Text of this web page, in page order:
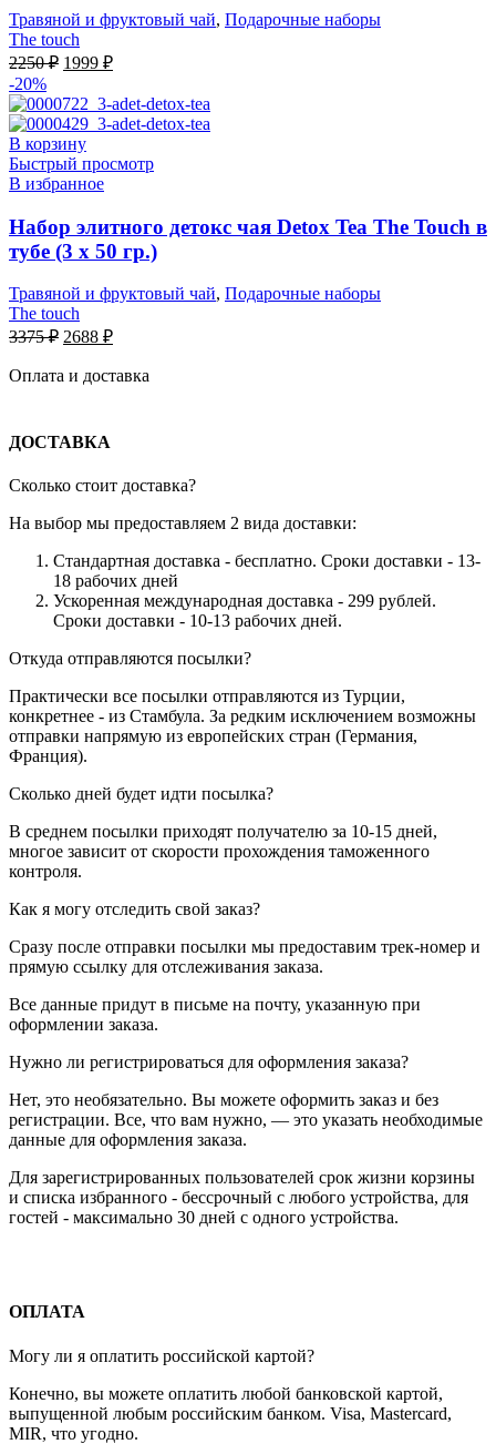
Травяной и фруктовый чай, Подарочные наборы
The touch
2250₽ Первоначальная
составляла
2250 ₽.
1999 ₽Текущая
1999 ₽.
-20%
В корзину
Быстрый просмотр
В избранное
Набор элитного детокс чая Detox Tea The Touch в
тубе (3 х 50 гр.)
Травяной и фруктовый чай, Подарочные наборы
The touch
3375₽ Первоначальная
составляла
2688 ₽Текущая
2688 ₽.
Оплата и доставка
ДОСТАВКА
Сколько стоит доставка?
На выбор мы предоставляем 2 вида доставки:
Стандартная доставка - бесплатно. Сроки доставки - 13-
18 рабочих дней
Ускоренная международная доставка - 299 рублей.
Сроки доставки - 10-13 рабочих дней.
Откуда отправляются посылки?
Практически все посылки отправляются из Турции,
конкретнее - из Стамбула. За редким исключением возможны
отправки напрямую из европейских стран (Германия,
Франция).
Сколько дней будет идти посылка?
В среднем посылки приходят получателю за 10-15 дней,
многое зависит от скорости прохождения таможенного
контроля.
Как я могу отследить свой заказ?
Сразу после отправки посылки мы предоставим трек-номер и
прямую ссылку для отслеживания заказа.
Все данные придут в письме на почту, указанную при
оформлении заказа.
Нужно ли регистрироваться для оформления заказа?
Нет, это необязательно. Вы можете оформить заказ и без
регистрации. Все, что вам нужно, — это указать необходимые
данные для оформления заказа.
Для зарегистрированных пользователей срок жизни корзины
и списка избранного - бессрочный с любого устройства, для
гостей - максимально 30 дней с одного устройства.
ОПЛАТА
Могу ли я оплатить российской картой?
Конечно, вы можете оплатить любой банковской картой,
выпущенной любым российским банком. Visa, Mastercard,
MIR, что угодно.